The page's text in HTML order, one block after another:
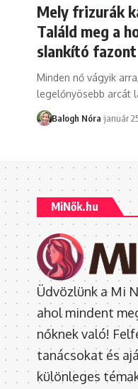
Mely frizurák
Találd meg a
slankító fazont
Minden nő vágyik
legelőnyösebb arcát
Balogh Nóra január
MiNők.hu
Üdvözlünk a Mi
ahol mindent
nőknek való!
tanácsokat és
különleges